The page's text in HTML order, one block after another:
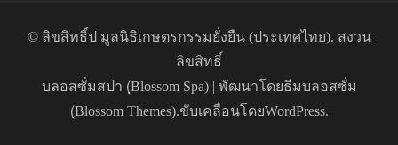
© ลิขสิทธิ์ป มูลนิธิเกษตรกรรมยั่งยืน (ประเทศไทย). สงวน
ลิขสิทธิ์
บลอสซั่มสปา (ฺBlossom Spa) | พัฒนาโดยธีมบลอสซั่ม
(ฺBlossom Themes).ขับเคลื่อนโดยWordPress.